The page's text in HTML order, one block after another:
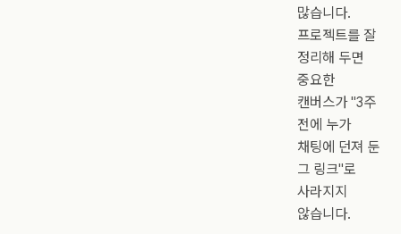
많습니다.
프로젝트를 잘
정리해 두면
중요한
캔버스가 "3주
전에 누가
채팅에 던져 둔
그 링크"로
사라지지
않습니다.